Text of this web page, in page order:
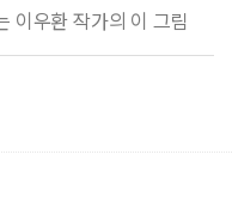
이우환 작가의 이 그림